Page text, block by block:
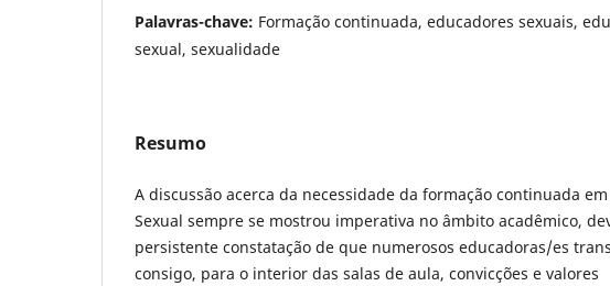
Palavras-chave: Formação continuada, educadores sexuais,
sexual, sexualidade
Resumo
A discussão acerca da necessidade da formação continuada
Sexual sempre se mostrou imperativa no âmbito acadêmico,
persistente constatação de que numerosos educadoras/es
consigo, para o interior das salas de aula, convicções e valores